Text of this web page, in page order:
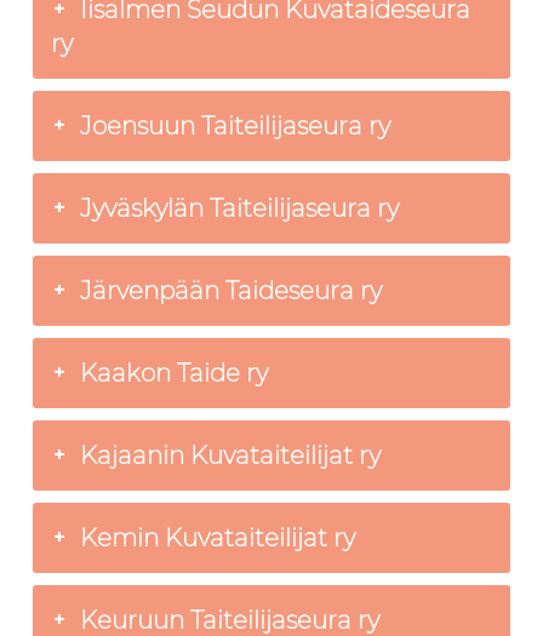
Iisalmen Seudun Kuvataideseura
ry
Joensuun Taiteilijaseura ry
Jyväskylän Taiteilijaseura ry
Järvenpään Taideseura ry
Kaakon Taide ry
Kajaanin Kuvataiteilijat ry
Kemin Kuvataiteilijat ry
Keuruun Taiteilijaseura ry